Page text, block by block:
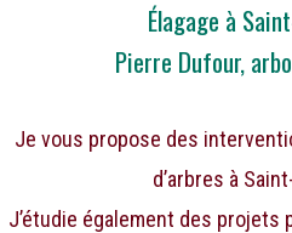
Élagage à
Pierre Dufour,
Je vous propose des
d’arbres à
J’étudie également des